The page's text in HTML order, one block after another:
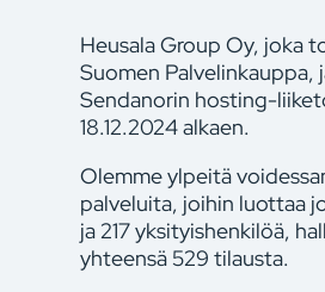
Heusala Group Oy, joka
Suomen Palvelinkauppa,
Sendanorin hosting-
18.12.2024 alkaen.
Olemme ylpeitä
palveluita, joihin luottaa
ja 217 yksityishenkilöä,
yhteensä 529 tilausta.